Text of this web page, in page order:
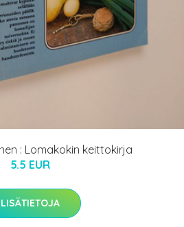
: Lomakokin keittokirja
5.5 EUR
LISÄTIETOJA